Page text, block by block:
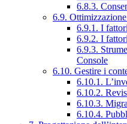
6.8.3.
6.9.
6.9.1. I fattori
6.9.2. I fattori
6.9.3.
Console
6.10. Gestire i
6.10.1.
6.10.2.
6.10.3.
6.10.4.